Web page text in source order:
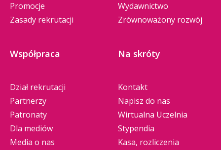
Promocje
Zasady rekrutacji
Wydawnictwo
Zrównoważony rozwój
Współpraca
Dział rekrutacji
Partnerzy
Patronaty
Dla mediów
Media o nas
Na skróty
Kontakt
Napisz do nas
Wirtualna Uczelnia
Stypendia
Kasa, rozliczenia